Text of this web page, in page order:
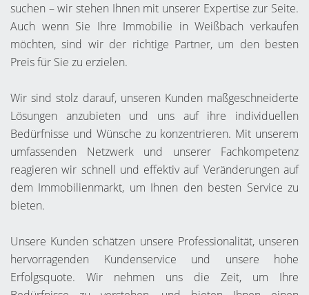
suchen – wir stehen Ihnen mit unserer Expertise zur Seite.
Auch wenn Sie Ihre Immobilie in Weißbach verkaufen
möchten, sind wir der richtige Partner, um den besten
Preis für Sie zu erzielen.
Wir sind stolz darauf, unseren Kunden maßgeschneiderte
Lösungen anzubieten und uns auf ihre individuellen
Bedürfnisse und Wünsche zu konzentrieren. Mit unserem
umfassenden Netzwerk und unserer Fachkompetenz
reagieren wir schnell und effektiv auf Veränderungen auf
dem Immobilienmarkt, um Ihnen den besten Service zu
bieten.
Unsere Kunden schätzen unsere Professionalität, unseren
hervorragenden Kundenservice und unsere hohe
Erfolgsquote. Wir nehmen uns die Zeit, um Ihre